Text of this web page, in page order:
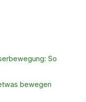
So
bewegen